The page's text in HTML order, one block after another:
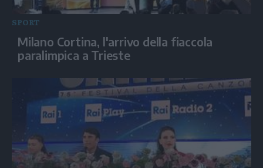
SPORT
Milano Cortina, l'arrivo della fiaccola
paralimpica a Trieste